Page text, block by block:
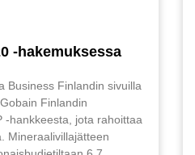
-hakemuksessa
Business Finlandin sivuilla
Finlandin
-hankkeesta, jota rahoittaa
Mineraalivillajätteen